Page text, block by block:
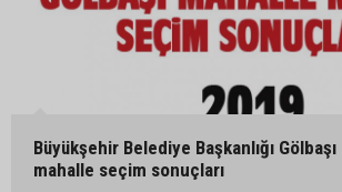
Büyükşehir Belediye Başkanlığı
mahalle seçim sonuçları